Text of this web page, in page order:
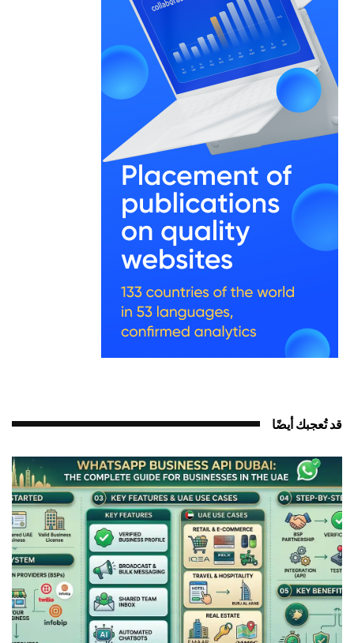
قد تُعجبك أيضًا